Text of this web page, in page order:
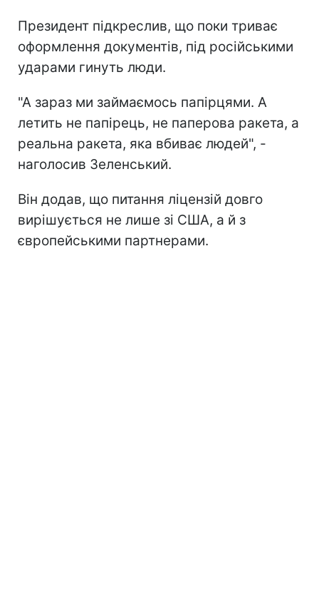
Президент підкреслив, що поки триває
оформлення документів, під російськими
ударами гинуть люди.
"А зараз ми займаємось папірцями. А
летить не папірець, не паперова ракета, а
реальна ракета, яка вбиває людей", -
наголосив Зеленський.
Він додав, що питання ліцензій довго
вирішується не лише зі США, а й з
європейськими партнерами.